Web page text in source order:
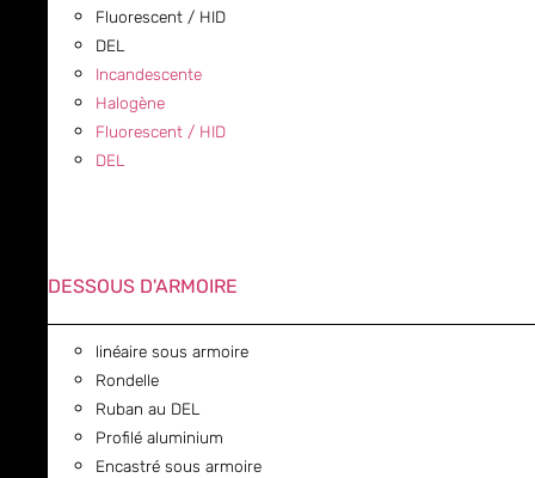
Fluorescent / HID
DEL
Incandescente
Halogène
Fluorescent / HID
DEL
DESSOUS D'ARMOIRE
linéaire sous armoire
Rondelle
Ruban au DEL
Profilé aluminium
Encastré sous armoire